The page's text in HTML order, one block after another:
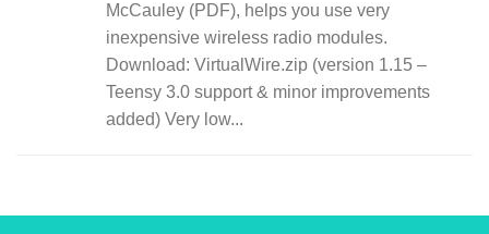
McCauley (PDF), helps you use very
inexpensive wireless radio modules.
Download: VirtualWire.zip (version 1.15 –
Teensy 3.0 support & minor improvements
added) Very low...